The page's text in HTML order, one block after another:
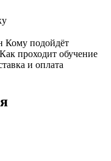
Кому подойдёт
Как проходит обучение
и оплата